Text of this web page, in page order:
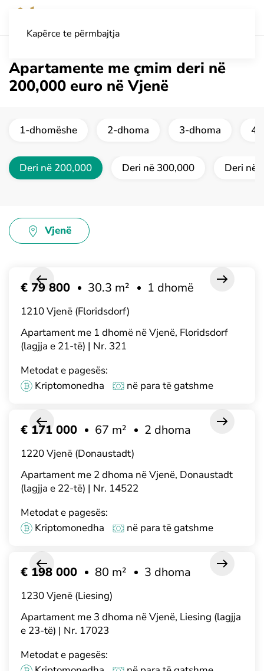
Kapërce te përmbajtja
Apartamente me çmim deri në
200,000 euro në Vjenë
1-dhomëshe 2-dhoma 3-dhoma 4
Deri në 200,000 Deri në 300,000 Deri në
Vjenë
Apartament me 1 dhomë në Vjenë, Floridsdorf
(lagjja e 21-të) | Nr. 321
€ 79 800 30.3 m² 1 dhomë
1210 Vjenë (Floridsdorf)
Metodat e pagesës:
Kriptomonedha
në para të gatshme
Apartament me 2 dhoma në Vjenë, Donaustadt
(lagjja e 22-të) | Nr. 14522
€ 171 000 67 m² 2 dhoma
1220 Vjenë (Donaustadt)
Metodat e pagesës:
Kriptomonedha
në para të gatshme
Apartament me 3 dhoma në Vjenë, Liesing (lagjja
e 23-të) | Nr. 17023
€ 198 000 80 m² 3 dhoma
1230 Vjenë (Liesing)
Metodat e pagesës: